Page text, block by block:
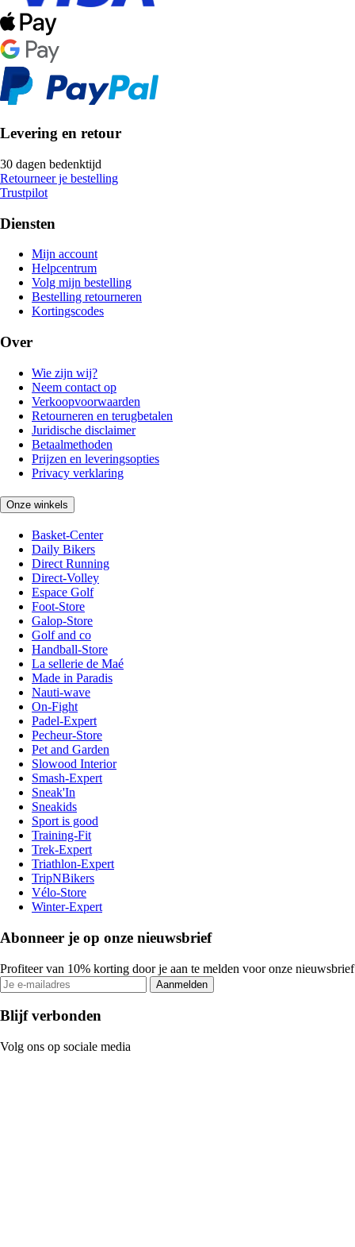
Levering en retour
30 dagen bedenktijd
Retourneer je bestelling
Trustpilot
Diensten
Mijn account
Helpcentrum
Volg mijn bestelling
Bestelling retourneren
Kortingscodes
Over
Wie zijn wij?
Neem contact op
Verkoopvoorwaarden
Retourneren en terugbetalen
Juridische disclaimer
Betaalmethoden
Prijzen en leveringsopties
Privacy verklaring
Onze winkels
Basket-Center
Daily Bikers
Direct Running
Direct-Volley
Espace Golf
Foot-Store
Galop-Store
Golf and co
Handball-Store
La sellerie de Maé
Made in Paradis
Nauti-wave
On-Fight
Padel-Expert
Pecheur-Store
Pet and Garden
Slowood Interior
Smash-Expert
Sneak'In
Sneakids
Sport is good
Training-Fit
Trek-Expert
Triathlon-Expert
TripNBikers
Vélo-Store
Winter-Expert
Abonneer je op onze nieuwsbrief
Profiteer van 10% korting door je aan te melden voor onze nieuwsbrief
Aanmelden
Blijf verbonden
Volg ons op sociale media